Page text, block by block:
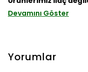
Devamını Göster
Yorumlar